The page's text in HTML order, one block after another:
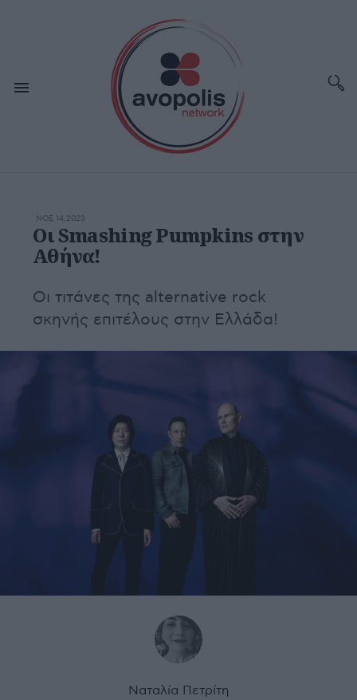
ΝΟΕ 14,2023
Οι Smashing Pumpkins στην
Αθήνα!
Οι τιτάνες της alternative rock
σκηνής επιτέλους στην Ελλάδα!
Ναταλία Πετρίτη